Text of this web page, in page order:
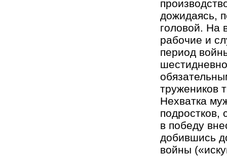
дожидаясь,
головой. На
рабочие и
период
тружеников
Нехватка
подростков,
в победу
добившись
войны